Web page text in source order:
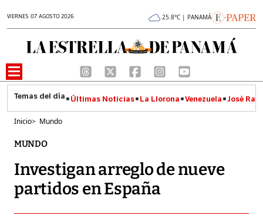
VIERNES 07 AGOSTO 2026 25.8°C | PANAMÁ
Últimas Noticias La Llorona Venezuela José
Inicio> Mundo
MUNDO
Investigan arreglo de nueve
partidos en España